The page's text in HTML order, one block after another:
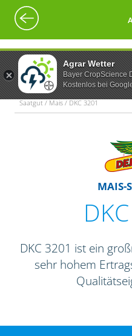
Agrar Wetter
Bayer CropScience
Kostenlos bei
Saatgut / Mais / DKC 3201
MAIS-
DKC 3201 ist ein
sehr hohem